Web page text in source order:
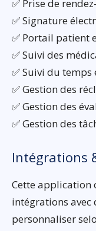
✅ Prise de
✅ Signature
✅ Portail patient
✅ Suivi des
✅ Suivi du temps
✅ Gestion des
✅ Gestion des
✅ Gestion des
Intégrations
Cette application
intégrations avec
personnaliser